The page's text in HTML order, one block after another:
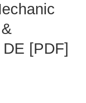
[PDF]